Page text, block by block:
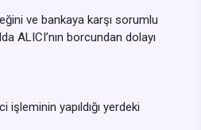
ve bankaya karşı sorumlu
ALICI’nın borcundan dolayı
yapıldığı yerdeki